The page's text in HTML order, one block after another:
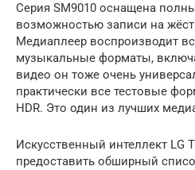
Серия SM9010 оснащена
возможностью записи на
Медиаплеер воспроизводит
музыкальные форматы,
видео он тоже очень
практически все тестовые
HDR. Это один из лучших
Искусственный интеллект LG
предоставить обширный